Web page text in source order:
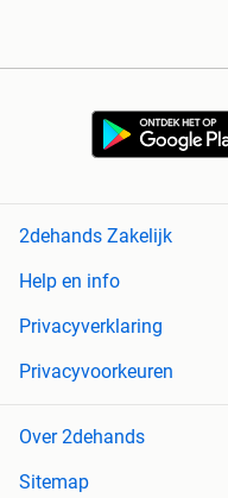
2dehands Zakelijk
Help en info
Privacyverklaring
Privacyvoorkeuren
Over 2dehands
Sitemap